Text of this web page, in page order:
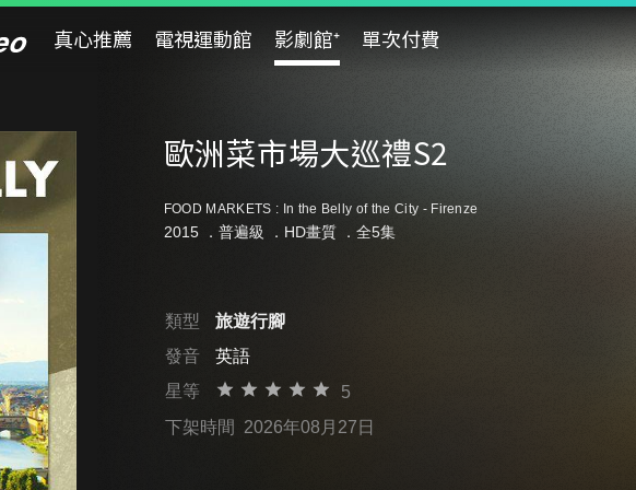
真心推薦 電視運動館 影劇館⁺ 單次付費
歐洲菜市場大巡禮S2
FOOD MARKETS : In the Belly of the City - Firenze
2015 ． 普遍級 ．HD畫質 ．全5集
類型
旅遊行腳
發音
英語
星等
5
下架時間 2026年08月27日